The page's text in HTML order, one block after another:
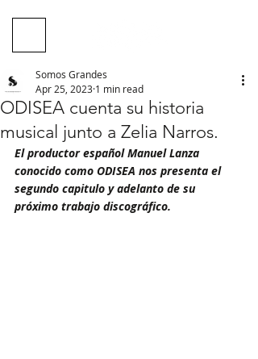
ODISEA cuenta su historia
musical junto a Zelia Narros.
Somos Grandes
Apr 25, 2023 1 min read
El productor español Manuel Lanza
conocido como ODISEA nos presenta el
segundo capitulo y adelanto de su
próximo trabajo discográfico.